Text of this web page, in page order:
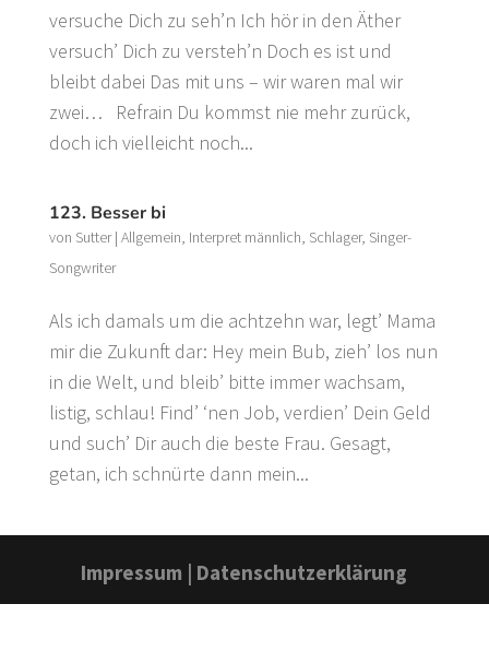
versuche Dich zu seh’n Ich hör in den Äther
versuch’ Dich zu versteh’n Doch es ist und
bleibt dabei Das mit uns – wir waren mal wir
zwei… Refrain Du kommst nie mehr zurück,
doch ich vielleicht noch...
123. Besser bi
von Sutter| Allgemein, Interpret männlich, Schlager, Singer-
Songwriter
Als ich damals um die achtzehn war, legt’ Mama
mir die Zukunft dar: Hey mein Bub, zieh’ los nun
in die Welt, und bleib’ bitte immer wachsam,
listig, schlau! Find’ ‘nen Job, verdien’ Dein Geld
und such’ Dir auch die beste Frau. Gesagt,
getan, ich schnürte dann mein...
Impressum | Datenschutzerklärung